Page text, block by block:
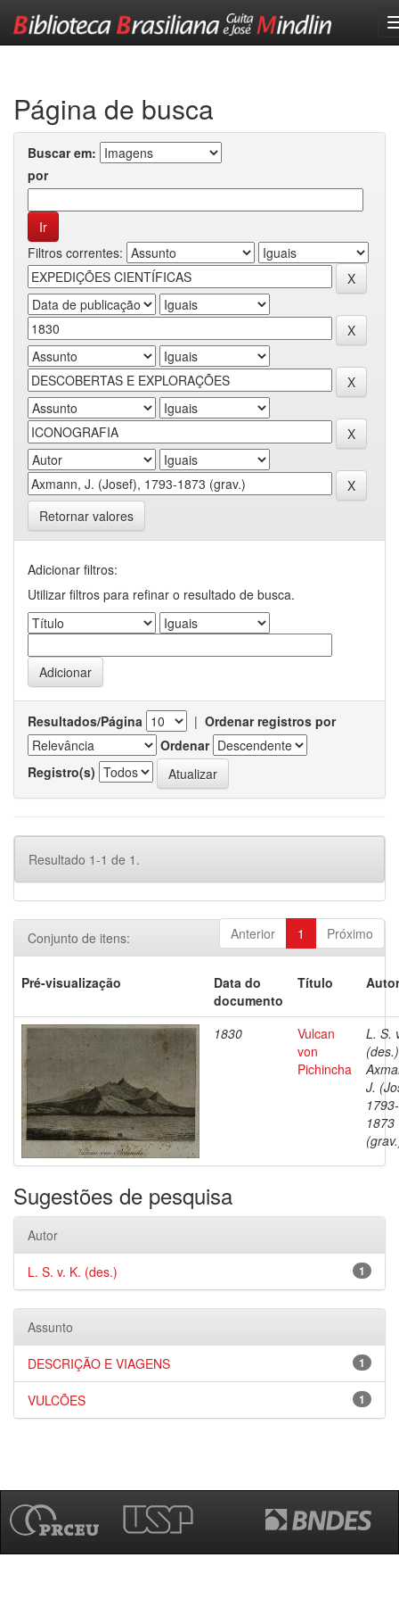
Página de busca
Buscar em:
por
Filtros correntes:
Retornar valores
Adicionar filtros:
Utilizar filtros para refinar o resultado de busca.
Resultados/Página | Ordenar registros por
Ordenar
Registro(s)
Resultado 1-1 de 1.
Anterior 1 Próximo
Conjunto de itens:
Pré-visualização
Data do
documento
Título
1830
Vulcan
von
Pichincha
L. S.
J.
1793-
1873
Sugestões de pesquisa
Autor
1
L. S. v. K. (des.)
Assunto
1
DESCRIÇÃO E VIAGENS
1
VULCÕES